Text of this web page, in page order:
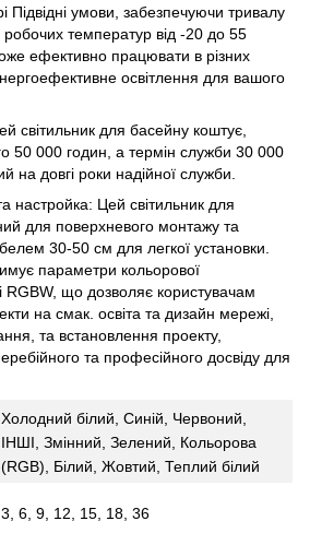
Підвідні умови, забезпечуючи тривалу
робочих температур від -20 до 55
ефективно працювати в різних
освітлення для вашого
світильник для басейну коштує,
50 000 годин, а термін служби 30 000
на довгі роки надійної служби.
настройка: Цей світильник для
для поверхневого монтажу та
30-50 см для легкої установки.
параметри кольорової
RGBW, що дозволяє користувачам
на смак. освіта та дизайн мережі,
та встановлення проекту,
та професійного досвіду для
Холодний білий, Синій, Червоний,
ІНШІ, Змінний, Зелений, Кольорова
(RGB), Білий, Жовтий, Теплий білий
3, 6, 9, 12, 15, 18, 36